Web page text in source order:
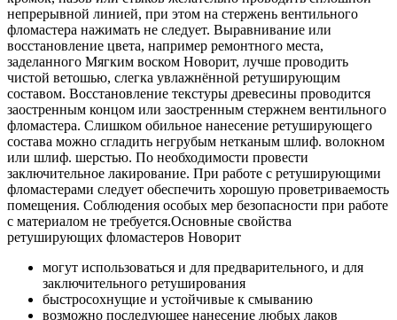
непрерывной линией, при этом на стержень вентильного
фломастера нажимать не следует. Выравнивание или
восстановление цвета, например ремонтного места,
заделанного Мягким воском Новорит, лучше проводить
чистой ветошью, слегка увлажнённой ретуширующим
составом. Восстановление текстуры древесины проводится
заостренным концом или заостренным стержнем вентильного
фломастера. Слишком обильное нанесение ретуширующего
состава можно сгладить негрубым нетканым шлиф. волокном
или шлиф. шерстью. По необходимости провести
заключительное лакирование. При работе с ретуширующими
фломастерами следует обеспечить хорошую проветриваемость
помещения. Соблюдения особых мер безопасности при работе
с материалом не требуется.Основные свойства
ретуширующих фломастеров Новорит
могут использоваться и для предварительного, и для
заключительного ретуширования
быстросохнущие и устойчивые к смыванию
возможно последующее нанесение любых лаков